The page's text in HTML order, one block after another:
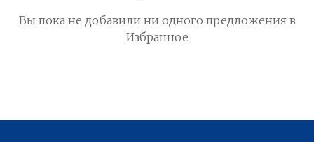
Вы пока не добавили ни одного предложения в
Избранное